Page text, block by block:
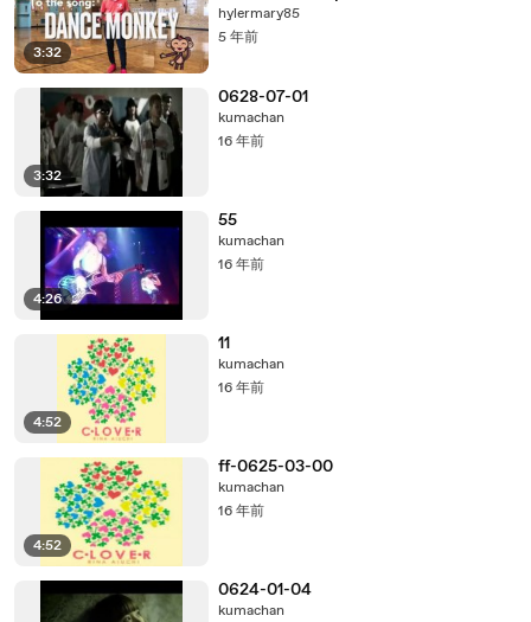
3:32
hylermary85
5 年前
3:32
0628-07-01
kumachan
16 年前
4:26
55
kumachan
16 年前
4:52
11
kumachan
16 年前
4:52
ff-0625-03-00
kumachan
16 年前
0624-01-04
kumachan